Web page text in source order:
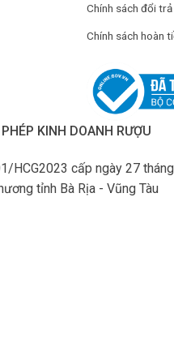
Chính sách đổi trả
Chính sách hoàn
KINH DOANH RƯỢU
HCG2023 cấp ngày 27
tỉnh Bà Rịa - Vũng Tàu